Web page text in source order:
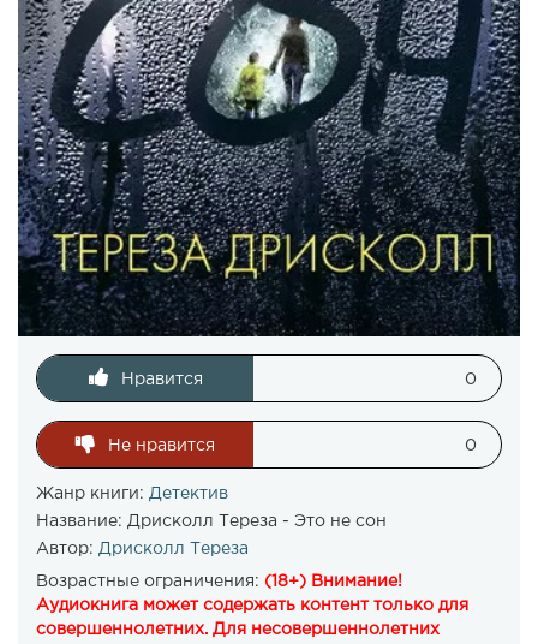
Нравится 0
Не нравится 0
Жанр книги: Детектив
Название: Дрисколл Тереза - Это не сон
Автор: Дрисколл Тереза
Возрастные ограничения: (18+) Внимание!
Аудиокнига может содержать контент только для
совершеннолетних. Для несовершеннолетних